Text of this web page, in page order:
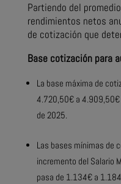
Partiendo del
rendimientos netos
de cotización que
Base cotización para
La base máxima de
4.720,50€ a 4.909,50€
de 2025.
Las bases mínimas de
incremento del Salario
pasa de 1.134€ a